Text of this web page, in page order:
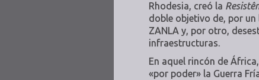
Rhodesia, creó la
doble objetivo de, por
ZANLA y, por otro,
infraestructuras.
En aquel rincón de
«por poder» la Guerra